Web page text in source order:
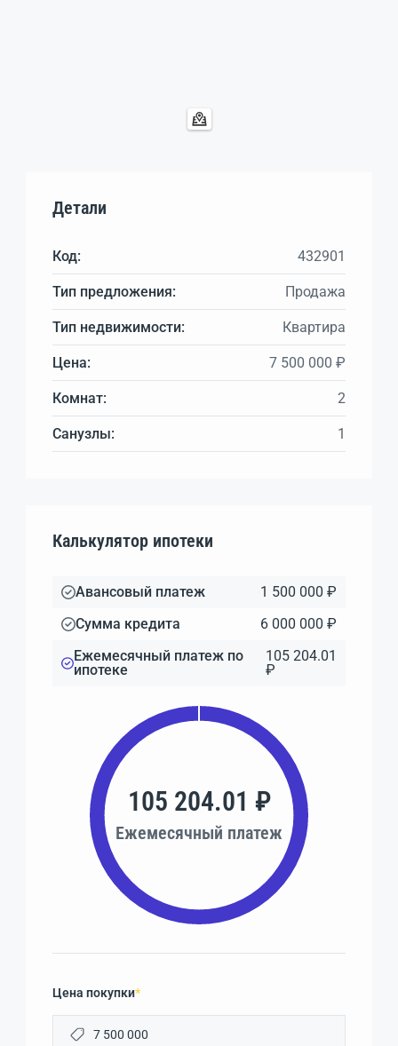
Детали
Код: 432901
Тип предложения: Продажа
Тип недвижимости: Квартира
Цена: 7 500 000 ₽
Комнат: 2
Санузлы: 1
Калькулятор ипотеки
Авансовый платеж
1 500 000 ₽
Сумма кредита
6 000 000 ₽
Ежемесячный платеж по
ипотеке
105 204.01
₽
105 204.01 ₽
Ежемесячный платеж
Цена покупки*